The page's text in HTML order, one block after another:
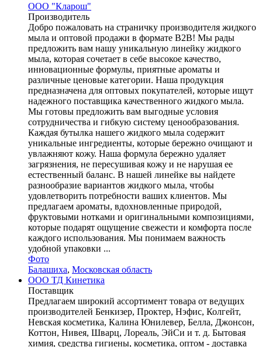
ООО "Кларош"
Производитель
Добро пожаловать на страничку производителя жидкого
мыла и оптовой продажи в формате В2В! Мы рады
предложить вам нашу уникальную линейку жидкого
мыла, которая сочетает в себе высокое качество,
инновационные формулы, приятные ароматы и
различные ценовые категории. Наша продукция
предназначена для оптовых покупателей, которые ищут
надежного поставщика качественного жидкого мыла.
Мы готовы предложить вам выгодные условия
сотрудничества и гибкую систему ценообразования.
Каждая бутылка нашего жидкого мыла содержит
уникальные ингредиенты, которые бережно очищают и
увлажняют кожу. Наша формула бережно удаляет
загрязнения, не пересушивая кожу и не нарушая ее
естественный баланс. В нашей линейке вы найдете
разнообразие вариантов жидкого мыла, чтобы
удовлетворить потребности ваших клиентов. Мы
предлагаем ароматы, вдохновленные природой,
фруктовыми нотками и оригинальными композициями,
которые подарят ощущение свежести и комфорта после
каждого использования. Мы понимаем важность
удобной упаковки ...
Фото
Балашиха, Московская область
ООО ТД Кинетика
Поставщик
Предлагаем широкий ассортимент товара от ведущих
производителей Бенкизер, Проктер, Нэфис, Колгейт,
Невская косметика, Калина Юнилевер, Белла, Джонсон,
Коттон, Нивея, Шварц, Лореаль, ЭйСи и т. д. Бытовая
химия, средства гигиены, косметика, оптом - доставка